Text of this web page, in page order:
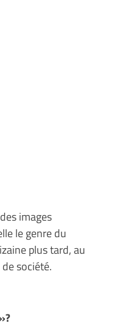
images
le genre du
plus tard, au
société.